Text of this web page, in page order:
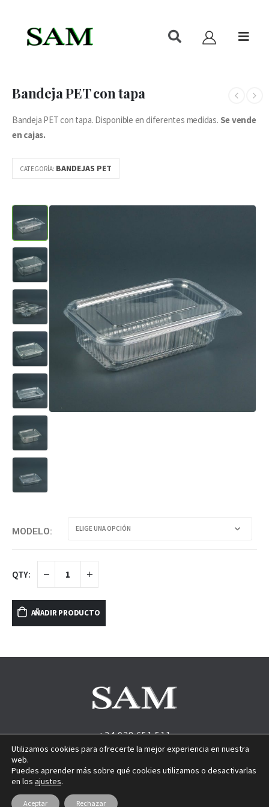
Bandeja PET con tapa
Bandeja PET con tapa. Disponible en diferentes medidas. Se vende
en cajas.
CATEGORÍA: BANDEJAS PET
MODELO
AÑADIR PRODUCTO
+34 938 651 511
Carrer Barcelonès. Naus 2-3. Polígono Industrial la Borda.
08140 Caldes de Montbui, Barcelona
Sam Plast © 2017- 2022 |
Utilizamos cookies para ofrecerte la mejor experiencia en nuestra
web.
Puedes aprender más sobre qué cookies utilizamos o desactivarlas
en los ajustes.
Aceptar Rechazar